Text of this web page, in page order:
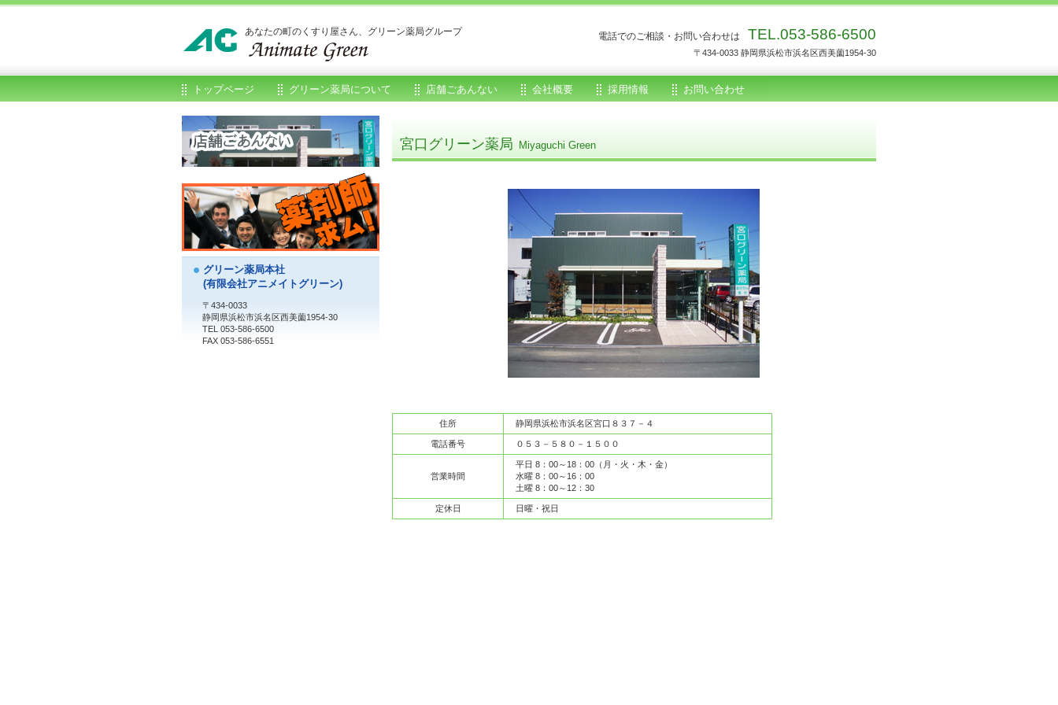
あなたの町のくすり屋さん、グリーン薬局グループ 電話でのご相談・お問い合わせは TEL.053-586-6500
〒434-0033 静岡県浜松市浜名区西美薗1954-30
宮口グリーン薬局 Miyaguchi Green
住所 静岡県浜松市浜名区宮口８３７－４
電話番号 ０５３－５８０－１５００
営業時間
平日 8：00～18：00（月・火・木・金）
水曜 8：00～16：00
土曜 8：00～12：30
定休日 日曜・祝日
トップページ グリーン薬局について 店舗ごあんない 会社概要 採用情報 お問い合わせ
グリーン薬局本社
(有限会社アニメイトグリーン)
〒434-0033
静岡県浜松市浜名区西美薗1954-30
TEL 053-586-6500
FAX 053-586-6551